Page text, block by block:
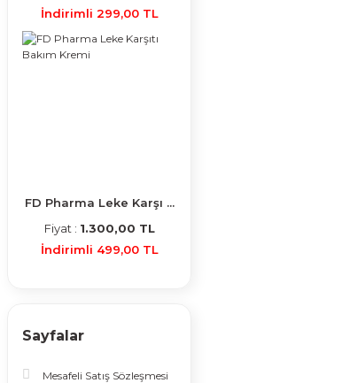
İndirimli 299,00 TL
FD Pharma Leke Karşı ...
Fiyat : 1.300,00 TL
İndirimli 499,00 TL
Sayfalar
Mesafeli Satış Sözleşmesi